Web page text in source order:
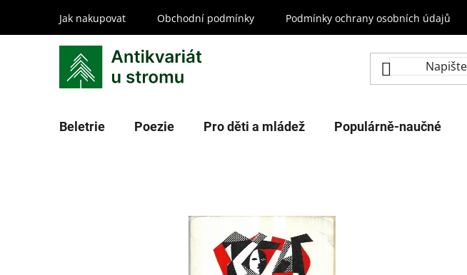
obsah
Jak nakupovat Obchodní podmínky Podmínky ochrany osobních údajů
Beletrie Poezie Pro děti a mládež Populárně-naučné